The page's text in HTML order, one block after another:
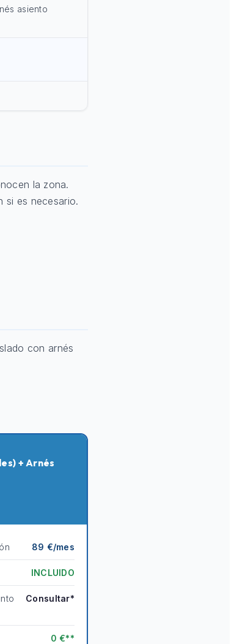
asiento
la zona.
si es necesario.
con arnés
+ Arnés
89 €/mes
INCLUIDO
Consultar*
0 €**